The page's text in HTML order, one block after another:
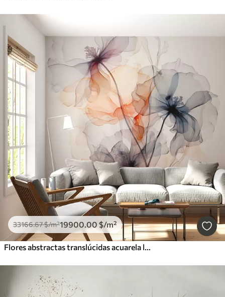
33166.67$/m²19900.00 $/m²
Flores abstractas translúcidas acuarela líquida